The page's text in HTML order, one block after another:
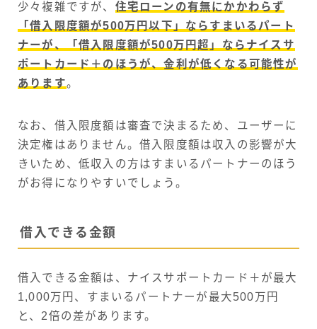
少々複雑ですが、 住宅ローンの有無にかかわらず
「借入限度額が500万円以下」ならすまいるパート
ナーが、「借入限度額が500万円超」ならナイスサ
ポートカード＋のほうが、金利が低くなる可能性が
あります。
なお、借入限度額は審査で決まるため、ユーザーに
決定権はありません。借入限度額は収入の影響が大
きいため、低収入の方はすまいるパートナーのほう
がお得になりやすいでしょう。
借入できる金額
借入できる金額は、ナイスサポートカード＋が最大
1,000万円、すまいるパートナーが最大500万円
と、2倍の差があります。